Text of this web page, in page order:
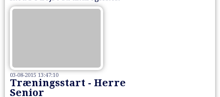
03-08-2015 13:47:10
Træningsstart - Herre
Senior